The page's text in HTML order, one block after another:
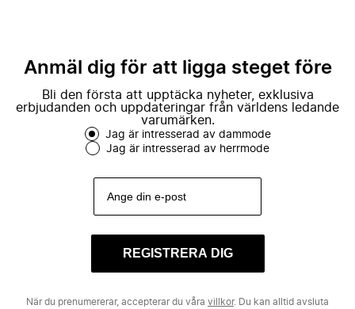
Anmäl dig för att ligga steget före
Bli den första att upptäcka nyheter, exklusiva
erbjudanden och uppdateringar från världens ledande
varumärken.
Jag är intresserad av dammode
Jag är intresserad av herrmode
REGISTRERA DIG
När du prenumererar, accepterar du våra villkor. Du kan alltid avsluta